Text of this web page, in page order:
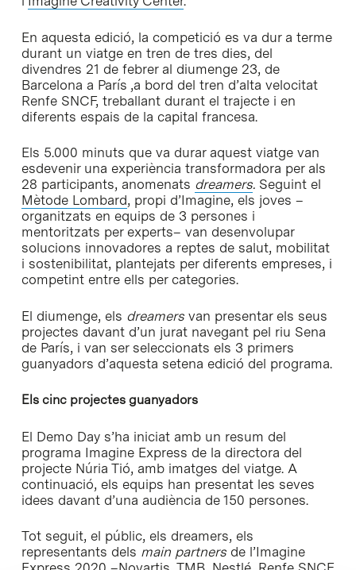
En aquesta edició, la competició es va dur a terme
durant un viatge en tren de tres dies, del
divendres 21 de febrer al diumenge 23, de
Barcelona a París ,a bord del tren d’alta velocitat
Renfe SNCF, treballant durant el trajecte i en
diferents espais de la capital francesa.
Els 5.000 minuts que va durar aquest viatge van
esdevenir una experiència transformadora per als
28 participants, anomenats dreamers.Seguint el
Mètode Lombard, propi d’Imagine, els joves –
organitzats en equips de 3 persones i
mentoritzats per experts– van desenvolupar
solucions innovadores a reptes de salut, mobilitat
i sostenibilitat, plantejats per diferents empreses, i
competint entre ells per categories.
El diumenge, els dreamersvan presentar els seus
projectes davant d’un jurat navegant pel riu Sena
de París, i van ser seleccionats els 3 primers
guanyadors d’aquesta setena edició del programa.
Els cinc projectes guanyadors
El Demo Day s’ha iniciat amb un resum del
programa Imagine Express de la directora del
projecte Núria Tió, amb imatges del viatge. A
continuació, els equips han presentat les seves
idees davant d’una audiència de 150 persones.
Tot seguit, el públic, els dreamers, els
representants dels main partnersde l’Imagine